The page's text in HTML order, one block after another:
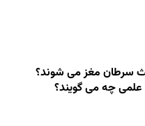
سرطان مغز می شوند؟
چه می گویند؟